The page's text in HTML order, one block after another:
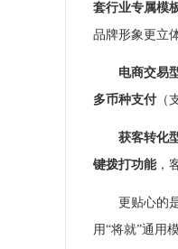
套行业专属模
品牌形象更立体
电商交易
多币种支付 （
获客转化
键拨打功能，
更贴心的
用“将就”通用模